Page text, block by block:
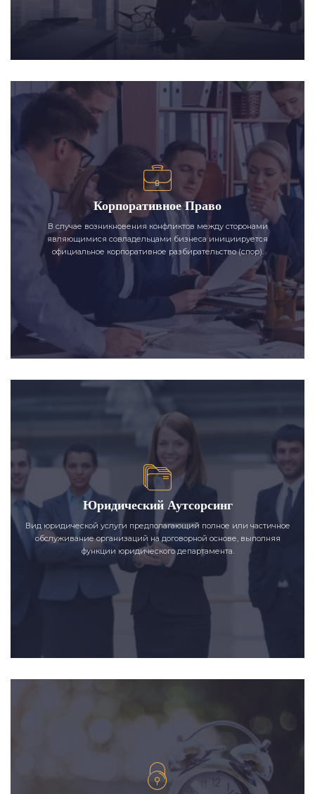
Корпоративное Право
В случае возникновения конфликтов между сторонами
являющимися совладельцами бизнеса инициируется
официальное корпоративное разбирательство (спор).
Юридический Аутсорсинг
Вид юридической услуги предполагающий полное или частичное
обслуживание организаций на договорной основе, выполняя
функции юридического департамента.